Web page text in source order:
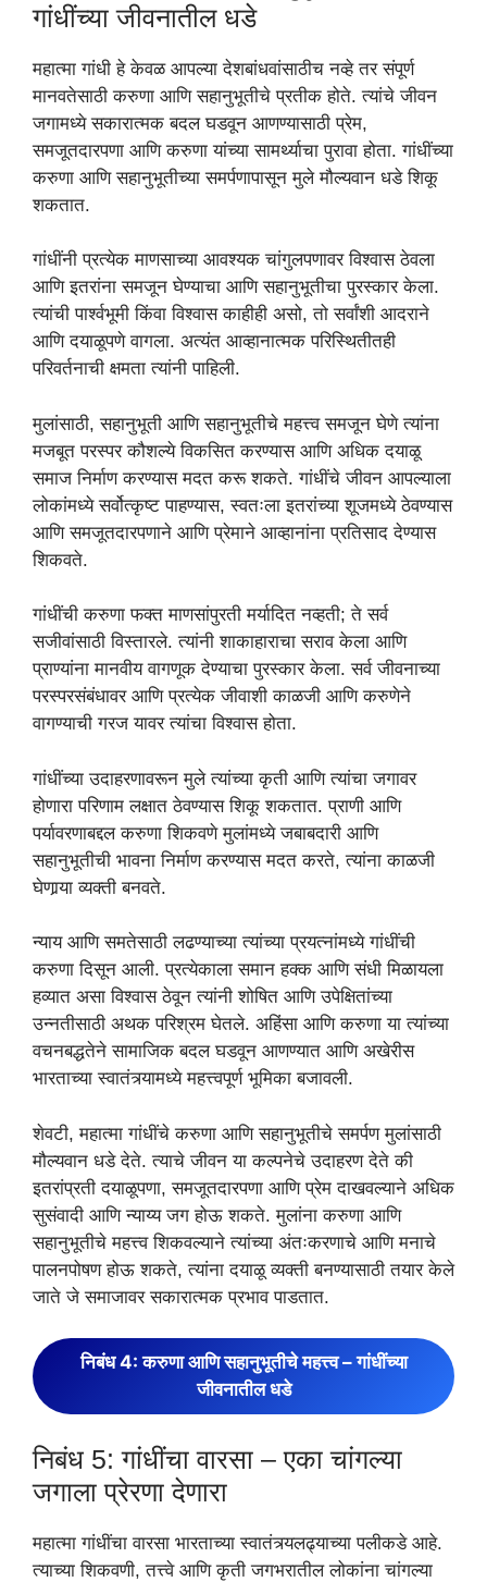
गांधींच्या जीवनातील धडे
महात्मा गांधी हे केवळ आपल्या देशबांधवांसाठीच नव्हे तर संपूर्ण
मानवतेसाठी करुणा आणि सहानुभूतीचे प्रतीक होते. त्यांचे जीवन
जगामध्ये सकारात्मक बदल घडवून आणण्यासाठी प्रेम,
समजूतदारपणा आणि करुणा यांच्या सामर्थ्याचा पुरावा होता. गांधींच्या
करुणा आणि सहानुभूतीच्या समर्पणापासून मुले मौल्यवान धडे शिकू
शकतात.
गांधींनी प्रत्येक माणसाच्या आवश्यक चांगुलपणावर विश्वास ठेवला
आणि इतरांना समजून घेण्याचा आणि सहानुभूतीचा पुरस्कार केला.
त्यांची पार्श्वभूमी किंवा विश्‍वास काहीही असो, तो सर्वांशी आदराने
आणि दयाळूपणे वागला. अत्यंत आव्हानात्मक परिस्थितीतही
परिवर्तनाची क्षमता त्यांनी पाहिली.
मुलांसाठी, सहानुभूती आणि सहानुभूतीचे महत्त्व समजून घेणे त्यांना
मजबूत परस्पर कौशल्ये विकसित करण्यास आणि अधिक दयाळू
समाज निर्माण करण्यास मदत करू शकते. गांधींचे जीवन आपल्याला
लोकांमध्ये सर्वोत्कृष्ट पाहण्यास, स्वतःला इतरांच्या शूजमध्ये ठेवण्यास
आणि समजूतदारपणाने आणि प्रेमाने आव्हानांना प्रतिसाद देण्यास
शिकवते.
गांधींची करुणा फक्त माणसांपुरती मर्यादित नव्हती; ते सर्व
सजीवांसाठी विस्तारले. त्यांनी शाकाहाराचा सराव केला आणि
प्राण्यांना मानवीय वागणूक देण्याचा पुरस्कार केला. सर्व जीवनाच्या
परस्परसंबंधावर आणि प्रत्येक जीवाशी काळजी आणि करुणेने
वागण्याची गरज यावर त्यांचा विश्वास होता.
गांधींच्या उदाहरणावरून मुले त्यांच्या कृती आणि त्यांचा जगावर
होणारा परिणाम लक्षात ठेवण्यास शिकू शकतात. प्राणी आणि
पर्यावरणाबद्दल करुणा शिकवणे मुलांमध्ये जबाबदारी आणि
सहानुभूतीची भावना निर्माण करण्यास मदत करते, त्यांना काळजी
घेणार्‍या व्यक्ती बनवते.
न्याय आणि समतेसाठी लढण्याच्या त्यांच्या प्रयत्नांमध्ये गांधींची
करुणा दिसून आली. प्रत्येकाला समान हक्क आणि संधी मिळायला
हव्यात असा विश्वास ठेवून त्यांनी शोषित आणि उपेक्षितांच्या
उन्नतीसाठी अथक परिश्रम घेतले. अहिंसा आणि करुणा या त्यांच्या
वचनबद्धतेने सामाजिक बदल घडवून आणण्यात आणि अखेरीस
भारताच्या स्वातंत्र्यामध्ये महत्त्वपूर्ण भूमिका बजावली.
शेवटी, महात्मा गांधींचे करुणा आणि सहानुभूतीचे समर्पण मुलांसाठी
मौल्यवान धडे देते. त्याचे जीवन या कल्पनेचे उदाहरण देते की
इतरांप्रती दयाळूपणा, समजूतदारपणा आणि प्रेम दाखवल्याने अधिक
सुसंवादी आणि न्याय्य जग होऊ शकते. मुलांना करुणा आणि
सहानुभूतीचे महत्त्व शिकवल्याने त्यांच्या अंतःकरणाचे आणि मनाचे
पालनपोषण होऊ शकते, त्यांना दयाळू व्यक्ती बनण्यासाठी तयार केले
जाते जे समाजावर सकारात्मक प्रभाव पाडतात.
निबंध 4: करुणा आणि सहानुभूतीचे महत्त्व – गांधींच्या
जीवनातील धडे
निबंध 5: गांधींचा वारसा – एका चांगल्या
जगाला प्रेरणा देणारा
महात्मा गांधींचा वारसा भारताच्या स्वातंत्र्यलढ्याच्या पलीकडे आहे.
त्याच्या शिकवणी, तत्त्वे आणि कृती जगभरातील लोकांना चांगल्या